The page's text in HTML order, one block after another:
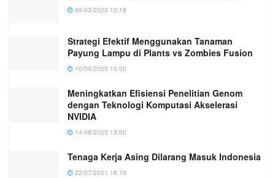
09/03/2023 10:18
Strategi Efektif Menggunakan Tanaman
Payung Lampu di Plants vs Zombies Fusion
10/09/2025 15:00
Meningkatkan Efisiensi Penelitian Genom
dengan Teknologi Komputasi Akselerasi
NVIDIA
14/08/2025 13:00
Tenaga Kerja Asing Dilarang Masuk Indonesia
22/07/2021 16:19